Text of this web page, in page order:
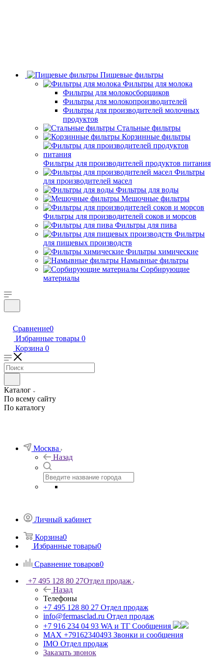
Пищевые фильтры
Фильтры для молока
Фильтры для молокосборщиков
Фильтры для молокопроизводителей
Фильтры для производителей молочных
продуктов
Стальные фильтры
Корзинные фильтры
Фильтры для производителей продуктов питания
Фильтры
для производителей масел
Фильтры для воды
Мешочные фильтры
Фильтры для производителей соков и морсов
Фильтры для пива
Фильтры
для пищевых производств
Фильтры химические
Намывные фильтры
Сорбирующие
материалы
Сравнение0
Избранные товары 0
Корзина 0
Каталог
По всему сайту
По каталогу
Москва
Назад
Личный кабинет
Корзина0
Избранные товары0
Сравнение товаров0
+7 495 128 80 27Отдел продаж
Назад
Телефоны
+7 495 128 80 27 Отдел продаж
info@fermasclad.ru Отдел продаж
+7 916 234 04 93 WA и ТГ Сообщения
MAX +79162340493 Звонки и сообщения
IMO Отдел продаж
Заказать звонок